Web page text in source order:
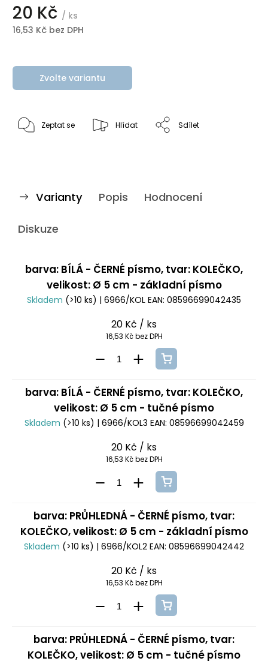
20 Kč / ks
16,53 Kč bez DPH
Zvolte variantu
Zeptat se Hlídat Sdílet
Varianty Popis Hodnocení
Diskuze
barva: BÍLÁ - ČERNÉ písmo, tvar: KOLEČKO,
velikost: Ø 5 cm - základní písmo
Skladem (>10 ks) | 6966/KOL EAN: 08596699042435
20 Kč / ks
16,53 Kč bez DPH
barva: BÍLÁ - ČERNÉ písmo, tvar: KOLEČKO,
velikost: Ø 5 cm - tučné písmo
Skladem (>10 ks) | 6966/KOL3 EAN: 08596699042459
20 Kč / ks
16,53 Kč bez DPH
barva: PRŮHLEDNÁ - ČERNÉ písmo, tvar:
KOLEČKO, velikost: Ø 5 cm - základní písmo
Skladem (>10 ks) | 6966/KOL2 EAN: 08596699042442
20 Kč / ks
16,53 Kč bez DPH
barva: PRŮHLEDNÁ - ČERNÉ písmo, tvar:
KOLEČKO, velikost: Ø 5 cm - tučné písmo